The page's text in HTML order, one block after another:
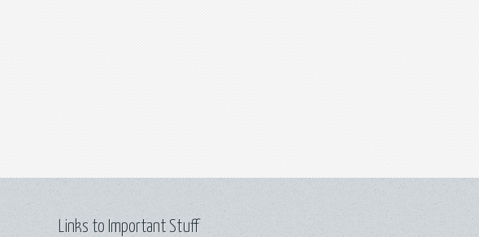
Links to Important Stuff